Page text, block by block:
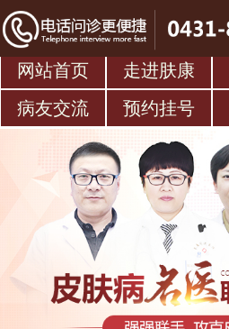
网站首页 走进肤康
病友交流
预约挂号